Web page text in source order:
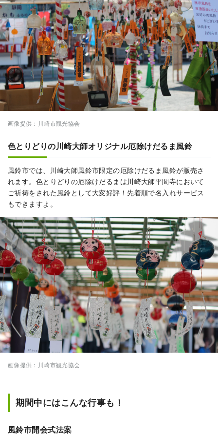
画像提供：川崎市観光協会
色とりどりの川崎大師オリジナル厄除けだるま風鈴
風鈴市では、川崎大師風鈴市限定の厄除けだるま風鈴が販売さ
れます。色とりどりの厄除けだるまは川崎大師平間寺において
ご祈祷をされた風鈴として大変好評！先着順で名入れサービス
もできますよ。
画像提供：川崎市観光協会
期間中にはこんな行事も！
風鈴市開会式法案